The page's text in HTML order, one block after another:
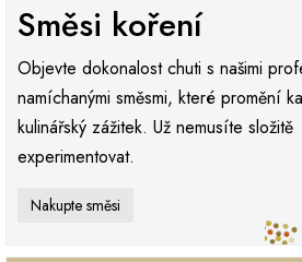
Směsi koření
Objevte dokonalost chuti s našimi
namíchanými směsmi, které promění
kulinářský zážitek. Už nemusíte složitě
experimentovat.
Nakupte směsi